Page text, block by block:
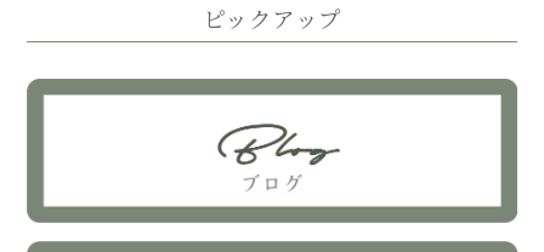
ピックアップ